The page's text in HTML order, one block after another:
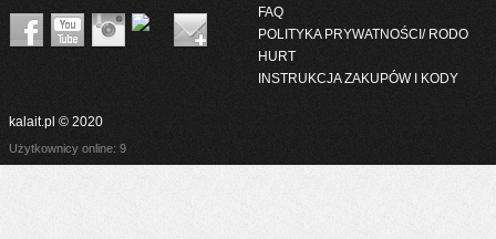
FAQ
POLITYKA PRYWATNOŚCI/ RODO
HURT
INSTRUKCJA ZAKUPÓW I KODY
kalait.pl © 2020
Użytkownicy online: 9